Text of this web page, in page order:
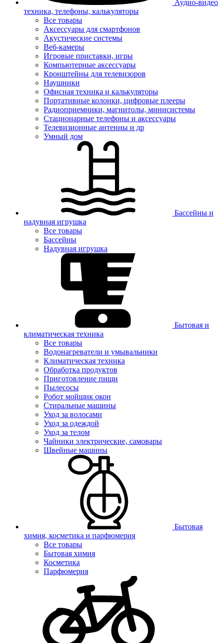
Аудио-видео
техника, телефоны, калькуляторы
Все товары
Аксессуары для смартфонов
Акустические системы
Веб-камеры
Игровые приставки, игры
Компьютерные аксессуары
Кронштейны для телевизоров
Наушники
Офисная техника и калькуляторы
Портативные колонки, цифровые плееры
Радиоприемники, магнитолы, минисистемы
Стационарные телефоны и аксессуары
Телевизионные антенны и др
Умный дом
Бассейны и
надувная игрушка
Все товары
Бассейны
Надувная игрушка
Бытовая и
климатическая техника
Все товары
Водонагреватели и умывальники
Климатическая техника
Обработка продуктов
Приготовление пищи
Пылесосы
Робот мойщик окон
Стиральные машины
Уход за волосами
Уход за одеждой
Уход за телом
Чайники электрические, самовары
Швейные машины
Бытовая
химия, косметика и парфюмерия
Все товары
Бытовая химия
Косметика
Парфюмерия